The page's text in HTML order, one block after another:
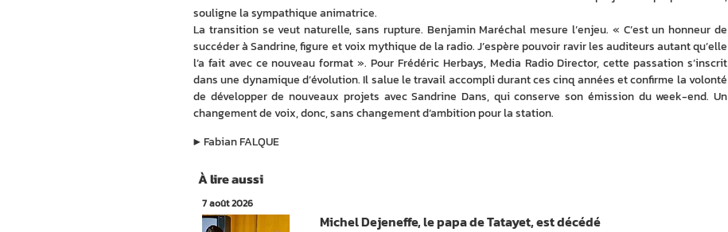
souligne la sympathique animatrice.
La transition se veut naturelle, sans rupture. Benjamin Maréchal mesure l’enjeu. « C’est un honneur de
succéder à Sandrine, figure et voix mythique de la radio. J’espère pouvoir ravir les auditeurs autant qu’elle
l’a fait avec ce nouveau format ». Pour Frédéric Herbays, Media Radio Director, cette passation s’inscrit
dans une dynamique d’évolution. Il salue le travail accompli durant ces cinq années et confirme la volonté
de développer de nouveaux projets avec Sandrine Dans, qui conserve son émission du week-end. Un
changement de voix, donc, sans changement d’ambition pour la station.
Fabian FALQUE
▶︎
À lire aussi
7 août 2026
Michel Dejeneffe, le papa de Tatayet, est décédé